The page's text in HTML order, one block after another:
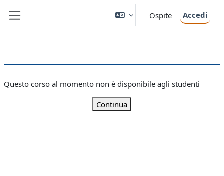
Ospite Accedi
Questo corso al momento non è disponibile agli studenti
Continua